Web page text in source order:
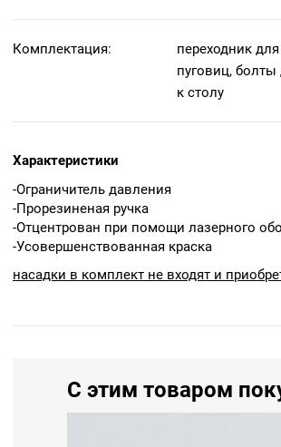
Комплектация:
переходник
пуговиц,
к столу
Характеристики
-Ограничитель давления
-Прорезиненая ручка
-Отцентрован при помощи лазерного
-Усовершенствованная краска
насадки в комплект не входят и
ПРЕСС 100 % совместим со всеми
С этим товаром